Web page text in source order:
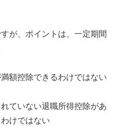
が、ポイントは、一定期間
額控除できるわけではない
ていない退職所得控除があ
けではない